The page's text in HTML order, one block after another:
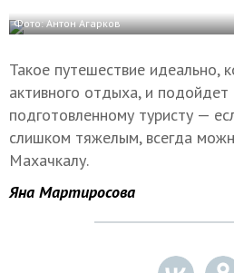
Фото: Антон Агарков
Такое путешествие идеально,
активного отдыха, и
подготовленному туристу —
слишком тяжелым, всегда
Махачкалу.
Яна Мартиросова